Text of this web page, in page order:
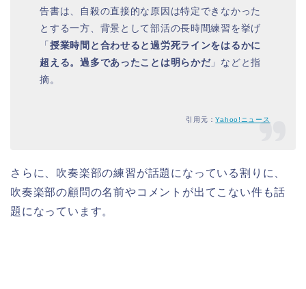
告書は、自殺の直接的な原因は特定できなかった
とする一方、背景として部活の長時間練習を挙げ
「 授業時間と合わせると過労死ラインをはるかに
超える。過多であったことは明らかだ」などと指
摘。
引用元：Yahoo!ニュース
さらに、吹奏楽部の練習が話題になっている割りに、
吹奏楽部の顧問の名前やコメントが出てこない件も話
題になっています。